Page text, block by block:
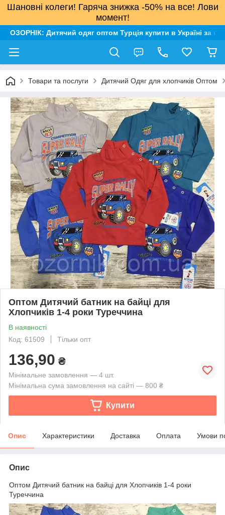
Шановні колеги! Гаряча знижка -50% на все! Лови
момент!
ОЗОРНІК: Дитячий одяг оптом Турція купити в Україні за
Товари та послуги Дитячий Одяг для хлопчиків Оптом
Оптом Дитячий батник на байці для
Хлопчиків 1-4 роки Туреччина
В наявності
Код: 61509
Тільки опт
136,90 ₴
Мінімальне замовлення — 4 шт.
Мінімальна сума замовлення на сайті — 800 ₴
Купити
Опис Характеристики Доставка Оплата Умови
Опис
Оптом Дитячий батник на байці для Хлопчиків 1-4 роки
Туреччина